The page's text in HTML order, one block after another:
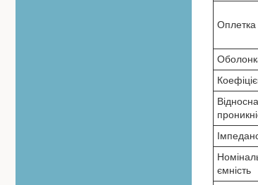
Оплетка
ємність